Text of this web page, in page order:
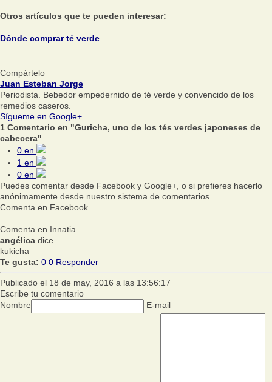
Otros artículos que te pueden interesar:
Dónde comprar té verde
Compártelo
Juan Esteban Jorge
Periodista. Bebedor empedernido de té verde y convencido de los
remedios caseros.
Sígueme en Google+
1 Comentario en "Guricha, uno de los tés verdes japoneses de
cabecera"
0 en
1 en
0 en
Puedes comentar desde Facebook y Google+, o si prefieres hacerlo
anónimamente desde nuestro sistema de comentarios
Comenta en Facebook
Comenta en Innatia
angélica dice...
kukicha
Te gusta: 0 0 Responder
Publicado el 18 de may, 2016 a las 13:56:17
Escribe tu comentario
Nombre
E-mail